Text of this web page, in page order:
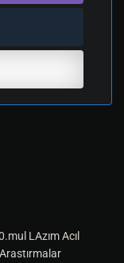
LAzım Acıl
Arastırmalar